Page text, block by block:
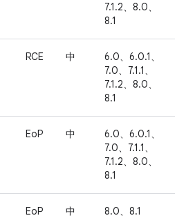
7.1.2、8.0、
8.1
RCE 中
6.0、6.0.1、
7.0、7.1.1、
7.1.2、8.0、
8.1
EoP 中
6.0、6.0.1、
7.0、7.1.1、
7.1.2、8.0、
8.1
EoP 中 8.0、8.1